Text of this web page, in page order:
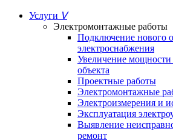
Услуги ᐯ
Электромонтажные работы
Подключение нового
электроснабжения
Увеличение
объекта
Проектные работы
Электромонтажные
Электроизмерения и
Эксплуатация
Выявление
ремонт